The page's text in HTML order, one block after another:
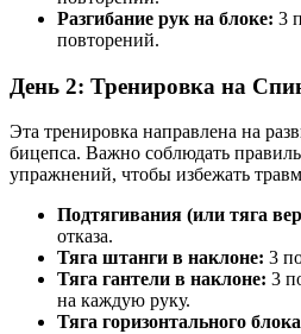
Разгибание рук на блоке: 3
повторений.
День 2: Тренировка на
Эта тренировка направлена на
бицепса. Важно соблюдать
упражнений, чтобы избежать
Подтягивания (или тяга
отказа.
Тяга штанги в наклоне: 3
Тяга гантели в наклоне: 3
на каждую руку.
Тяга горизонтального